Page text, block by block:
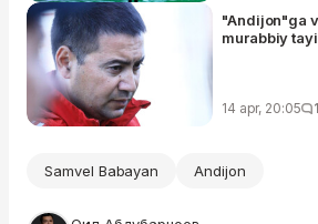
"Andijon"ga
murabbiy
14 apr, 20:05
Samvel Babayan Andijon